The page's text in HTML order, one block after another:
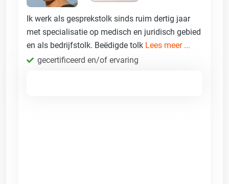
Ik werk als gesprekstolk sinds ruim dertig jaar
met specialisatie op medisch en juridisch gebied
en als bedrijfstolk. Beëdigde tolk Lees meer ...
gecertificeerd en/of ervaring